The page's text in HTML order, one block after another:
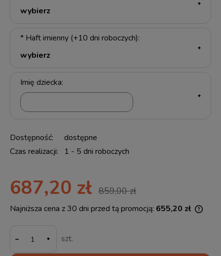
* Haft imienny (+10 dni roboczych):
Imię dziecka:
Dostępność:
dostępne
Czas realizacji:
1 - 5 dni roboczych
687,20 zł 859,00 zł
Najniższa cena z 30 dni przed tą promocją: 655,20 zł
- szt.